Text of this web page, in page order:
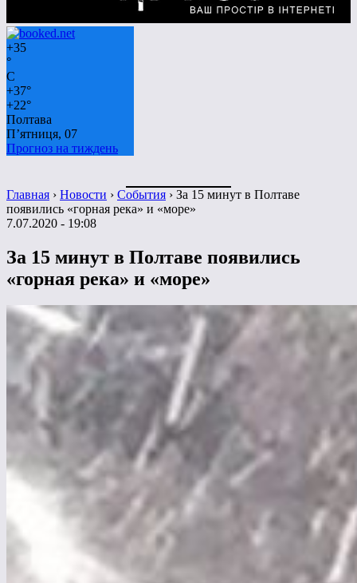
+35
°
C
+37°
+22°
Полтава
П’ятниця, 07
Прогноз на тиждень
Главная › Новости › События › За 15 минут в Полтаве
появились «горная река» и «море»
7.07.2020 - 19:08
За 15 минут в Полтаве появились
«горная река» и «море»